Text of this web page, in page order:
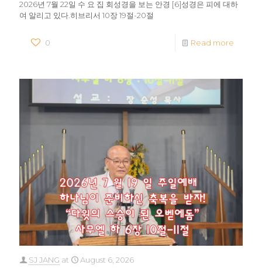
2026년 7월 22일 수 요 집 회성경을 보는 안경 [6]성경은 피에 대하
여 알리고 있다.히브리서 10장 19절-20절
0 Read more
SJ JANG at August 6, 2026